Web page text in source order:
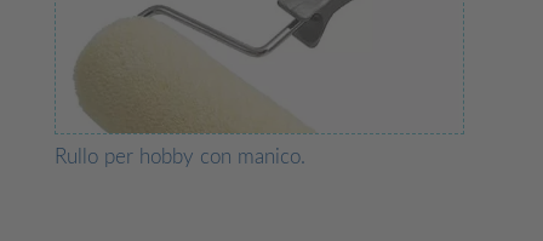
Rullo per hobby con manico.